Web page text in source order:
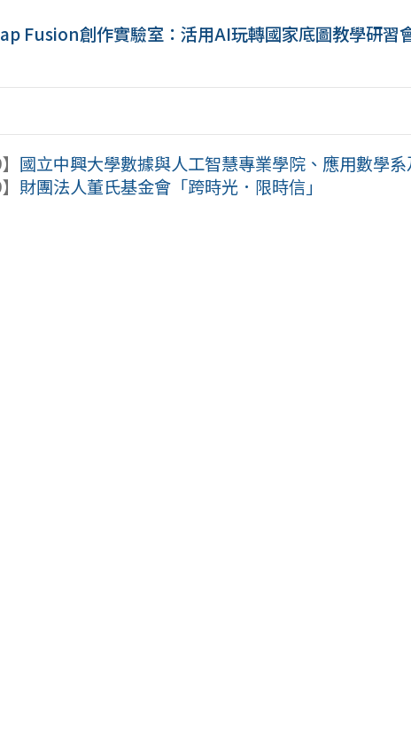
Fusion創作實驗室：活用AI玩轉國家底圖教學研習
國立中興大學數據與人工智慧專業學院、應用數學
財團法人董氏基金會「跨時光．限時信」